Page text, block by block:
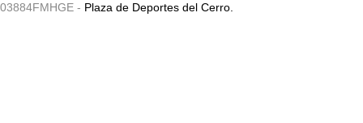
03884FMHGE - Plaza de Deportes del Cerro.